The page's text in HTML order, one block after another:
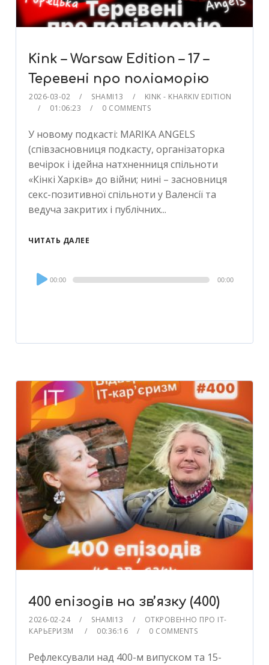
Kink – Warsaw Edition – 17 –
Теревені про поліаморію
2026-03-02 SHAMI13
KINK - KHARKIV EDITION
01:06:23
0 COMMENTS
У новому подкасті: MARIKA ANGELS
(співзасновниця подкасту, організаторка
вечірок і ідейна натхненниця спільноти
«Кінкі Харків» до війни; нині – засновниця
секс-позитивної спільноти у Валенсії та
ведуча закритих і публічних...
ЧИТАТЬ ДАЛЕЕ
Audio
Player
00:00 00:00
400 епізодів на звʼязку (400)
2026-02-24 SHAMI13
ОТКРОВЕННО ПРО IT-
КАРЬЕРИЗМ
00:36:16 0 COMMENTS
Рефлексували над 400-м випуском та 15-